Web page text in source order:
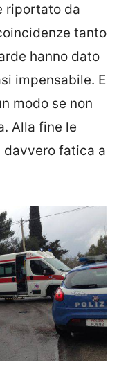
riportato da
tanto
hanno dato
impensabile. E
modo se non
Alla fine le
davvero fatica a